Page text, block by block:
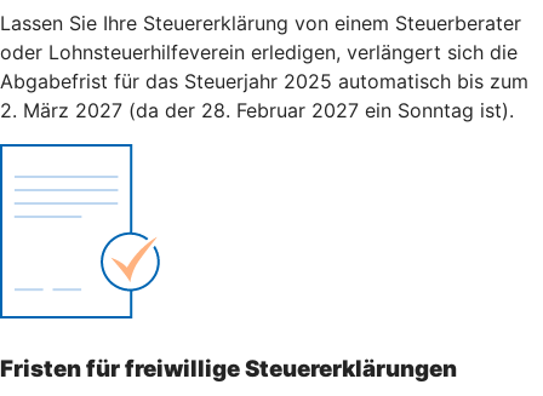
Lassen Sie Ihre Steuererklärung von einem Steuerberater
oder Lohnsteuerhilfeverein erledigen, verlängert sich die
Abgabefrist für das Steuerjahr 2025 automatisch bis zum
2. März 2027 (da der 28. Februar 2027 ein Sonntag ist).
Fristen für freiwillige Steuererklärungen